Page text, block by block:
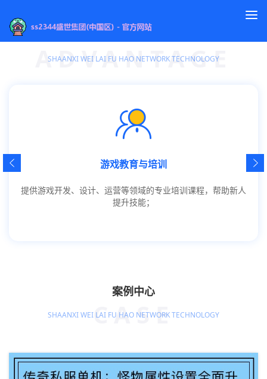
服务方向
ADVANTAGE
SHAANXI WEI LAI FU HAO NETWORK TECHNOLOGY
游戏教育与培训
提供游戏开发、设计、运营等领域的专业培训课程，帮助新人
提升技能；
案例中心
CASE
SHAANXI WEI LAI FU HAO NETWORK TECHNOLOGY